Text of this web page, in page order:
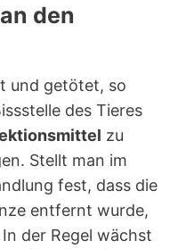
den
und getötet, so
des Tieres
zu
Stellt man im
fest, dass die
entfernt wurde,
der Regel wächst